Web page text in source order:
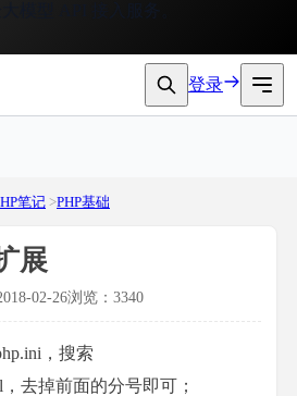
登录
笔记 >PHP基础
展
02-26浏览：3340
，搜索
，去掉前面的分号即可；